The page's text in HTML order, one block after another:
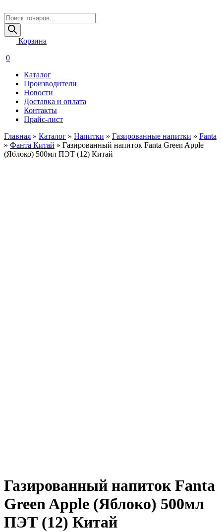
Поиск
товаров
Корзина
0
Каталог
Производители
Новости
Доставка и оплата
Контакты
Прайс-лист
Главная » Каталог » Напитки » Газированные напитки » Fanta
» Фанта Китай » Газированный напиток Fanta Green Apple
(Яблоко) 500мл ПЭТ (12) Китай
Газированный напиток Fanta
Green Apple (Яблоко) 500мл
ПЭТ (12) Китай